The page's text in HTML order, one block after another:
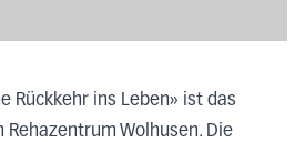
Rückkehr ins Leben» ist das
Wolhusen. Die